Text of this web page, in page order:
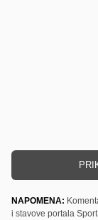
NAPOMENA:
i stavove portala